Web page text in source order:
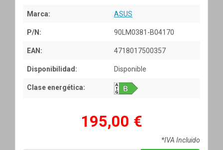
Marca: ASUS
P/N: 90LM0381-B04170
EAN: 4718017500357
Disponibilidad: Disponible
Clase energética:
195,00 €
*IVA Incluido